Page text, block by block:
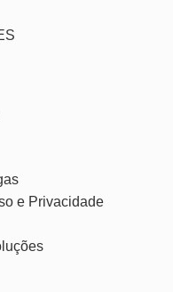
e Privacidade